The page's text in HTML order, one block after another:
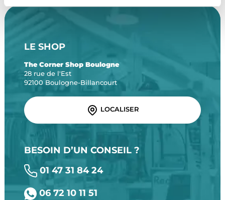
LE SHOP
The Corner Shop Boulogne
28 rue de l'Est
92100 Boulogne-Billancourt
LOCALISER
BESOIN D’UN CONSEIL ?
01 47 31 84 24
06 72 10 11 51